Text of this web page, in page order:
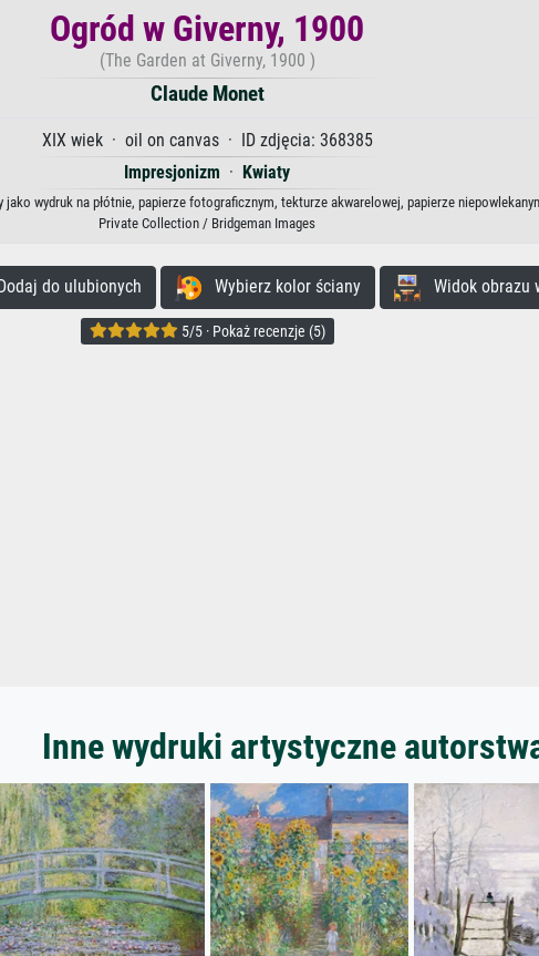
Ogród w Giverny, 1900
(The Garden at Giverny, 1900 )
Claude Monet
XIX wiek · oil on canvas · ID zdjęcia: 368385
Impresjonizm · Kwiaty
jako wydruk na płótnie, papierze fotograficznym, tekturze akwarelowej, papierze
Private Collection / Bridgeman Images
do ulubionych Wybierz kolor ściany Widok obrazu
5/5 · Pokaż recenzje (5)
Inne wydruki artystyczne